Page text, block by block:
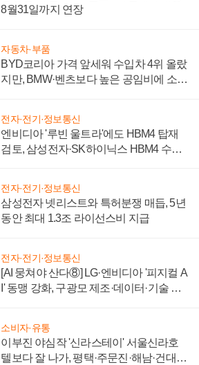
8월31일까지 연장
자동차·부품
BYD코리아 가격 앞세워 수입차 4위 올랐
지만, BMW·벤츠보다 높은 공임비에 소비
전자·전기·정보통신
엔비디아 '루빈 울트라'에도 HBM4 탑재
검토, 삼성전자·SK하이닉스 HBM4 수율
전자·전기·정보통신
삼성전자 넷리스트와 특허분쟁 매듭, 5년
동안 최대 1.3조 라이선스비 지급
전자·전기·정보통신
[AI 뭉쳐야 산다⑧] LG·엔비디아 '피지컬 A
I' 동맹 강화, 구광모 제조·데이터·기술 결
소비자·유통
이부진 야심작 '신라스테이' 서울신라호
텔보다 잘 나가, 평택·주문진·해남·건대로